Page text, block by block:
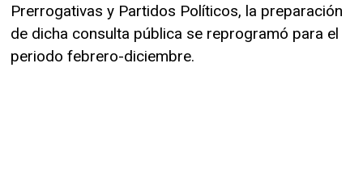
Prerrogativas y Partidos Políticos, la preparación
de dicha consulta pública se reprogramó para el
periodo febrero-diciembre.